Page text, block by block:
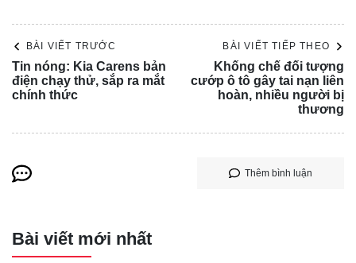
BÀI VIẾT TRƯỚC
Tin nóng: Kia Carens bản
điện chạy thử, sắp ra mắt
chính thức
BÀI VIẾT TIẾP THEO
Khống chế đối tượng
cướp ô tô gây tai nạn liên
hoàn, nhiều người bị
thương
Thêm bình luận
Bài viết mới nhất